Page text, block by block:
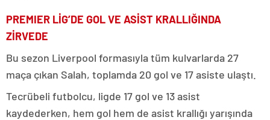
PREMIER LİG’DE GOL VE ASİST KRALLIĞINDA
ZİRVEDE
Bu sezon Liverpool formasıyla tüm kulvarlarda 27
maça çıkan Salah, toplamda 20 gol ve 17 asiste ulaştı.
Tecrübeli futbolcu, ligde 17 gol ve 13 asist
kaydederken, hem gol hem de asist krallığı yarışında